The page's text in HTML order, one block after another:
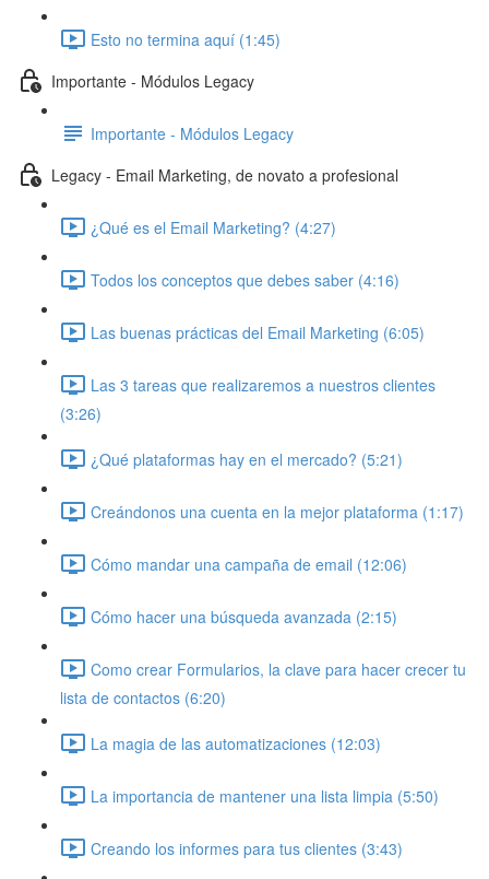
Esto no termina aquí (1:45)
Importante - Módulos Legacy
Importante - Módulos Legacy
Legacy - Email Marketing, de novato a profesional
¿Qué es el Email Marketing? (4:27)
Todos los conceptos que debes saber (4:16)
Las buenas prácticas del Email Marketing (6:05)
Las 3 tareas que realizaremos a nuestros clientes
(3:26)
¿Qué plataformas hay en el mercado? (5:21)
Creándonos una cuenta en la mejor plataforma (1:17)
Cómo mandar una campaña de email (12:06)
Cómo hacer una búsqueda avanzada (2:15)
Como crear Formularios, la clave para hacer crecer tu
lista de contactos (6:20)
La magia de las automatizaciones (12:03)
La importancia de mantener una lista limpia (5:50)
Creando los informes para tus clientes (3:43)